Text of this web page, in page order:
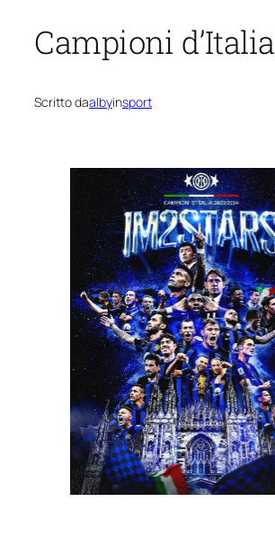
Campioni d’Italia
Scritto daalbyinsport